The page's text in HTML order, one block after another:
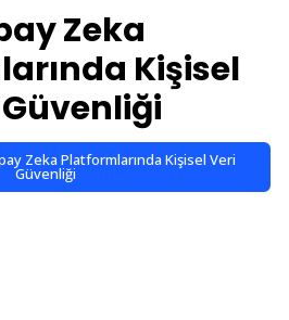
Zeka
Kişisel
Zeka Platformlarında Kişisel Veri
Güvenliği